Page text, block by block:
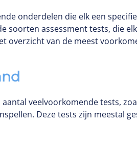
onderdelen die elk een
soorten assessment tests, die
overzicht van de meest
veelvoorkomende tests,
Deze tests zijn meestal